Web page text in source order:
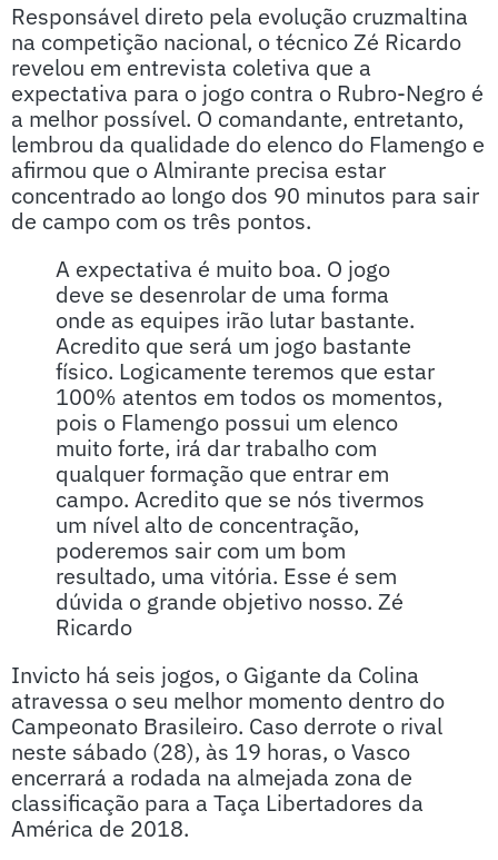
Responsável direto pela evolução cruzmaltina
na competição nacional, o técnico Zé Ricardo
revelou em entrevista coletiva que a
expectativa para o jogo contra o Rubro-Negro é
a melhor possível. O comandante, entretanto,
lembrou da qualidade do elenco do Flamengo e
afirmou que o Almirante precisa estar
concentrado ao longo dos 90 minutos para sair
de campo com os três pontos.
A expectativa é muito boa. O jogo
deve se desenrolar de uma forma
onde as equipes irão lutar bastante.
Acredito que será um jogo bastante
físico. Logicamente teremos que estar
100% atentos em todos os momentos,
pois o Flamengo possui um elenco
muito forte, irá dar trabalho com
qualquer formação que entrar em
campo. Acredito que se nós tivermos
um nível alto de concentração,
poderemos sair com um bom
resultado, uma vitória. Esse é sem
dúvida o grande objetivo nosso. Zé
Ricardo
Invicto há seis jogos, o Gigante da Colina
atravessa o seu melhor momento dentro do
Campeonato Brasileiro. Caso derrote o rival
neste sábado (28), às 19 horas, o Vasco
encerrará a rodada na almejada zona de
classificação para a Taça Libertadores da
América de 2018.